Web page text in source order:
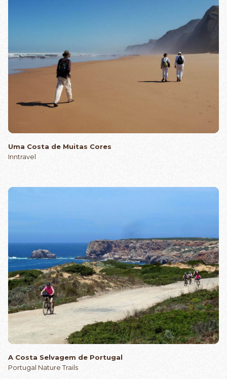
Uma Costa de Muitas Cores
Inntravel
A Costa Selvagem de Portugal
Portugal Nature Trails